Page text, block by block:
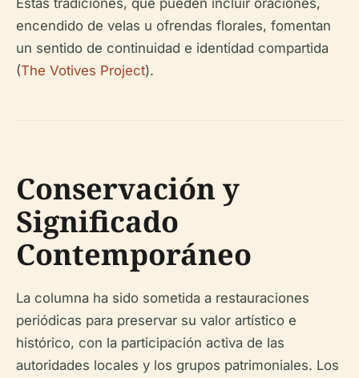
encendido de velas u ofrendas florales, fomentan
un sentido de continuidad e identidad compartida
(The Votives Project).
Conservación y
Significado
Contemporáneo
La columna ha sido sometida a restauraciones
periódicas para preservar su valor artístico e
histórico, con la participación activa de las
autoridades locales y los grupos patrimoniales. Los